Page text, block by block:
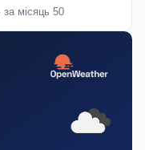
за місяць 50